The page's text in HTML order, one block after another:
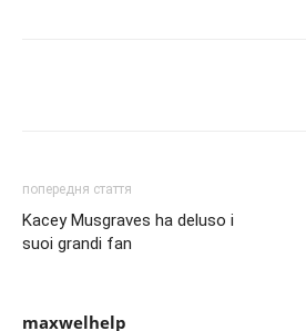
попередня стаття
Kacey Musgraves ha deluso i
suoi grandi fan
maxwelhelp